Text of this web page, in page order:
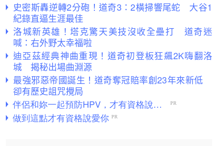
史密斯轟逆轉2分砲！道奇3：2橫掃響尾蛇 大谷1
紀錄直逼生涯最佳
洛城新英雄！塔克驚天美技沒收全壘打 道奇迷
喊：右外野太幸福啦
迪亞茲經典神曲重現！道奇初登板狂飆2K嗨翻洛
城 揭秘出場曲淵源
最強邪惡帝國誕生！道奇奪冠賠率創23年來新低
卻有歷史詛咒攪局